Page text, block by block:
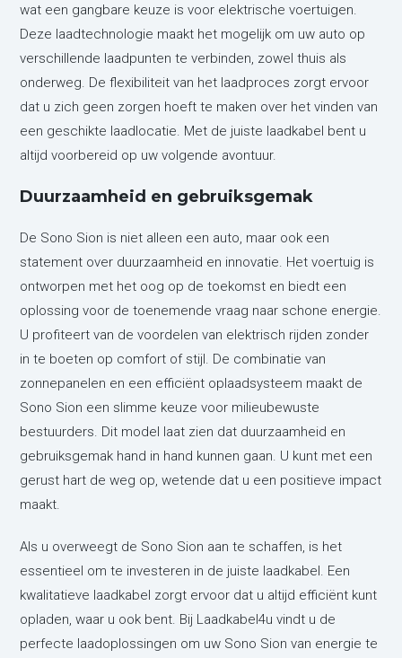
wat een gangbare keuze is voor elektrische voertuigen.
Deze laadtechnologie maakt het mogelijk om uw auto op
verschillende laadpunten te verbinden, zowel thuis als
onderweg. De flexibiliteit van het laadproces zorgt ervoor
dat u zich geen zorgen hoeft te maken over het vinden van
een geschikte laadlocatie. Met de juiste laadkabel bent u
altijd voorbereid op uw volgende avontuur.
Duurzaamheid en gebruiksgemak
De Sono Sion is niet alleen een auto, maar ook een
statement over duurzaamheid en innovatie. Het voertuig is
ontworpen met het oog op de toekomst en biedt een
oplossing voor de toenemende vraag naar schone energie.
U profiteert van de voordelen van elektrisch rijden zonder
in te boeten op comfort of stijl. De combinatie van
zonnepanelen en een efficiënt oplaadsysteem maakt de
Sono Sion een slimme keuze voor milieubewuste
bestuurders. Dit model laat zien dat duurzaamheid en
gebruiksgemak hand in hand kunnen gaan. U kunt met een
gerust hart de weg op, wetende dat u een positieve impact
maakt.
Als u overweegt de Sono Sion aan te schaffen, is het
essentieel om te investeren in de juiste laadkabel. Een
kwalitatieve laadkabel zorgt ervoor dat u altijd efficiënt kunt
opladen, waar u ook bent. Bij Laadkabel4u vindt u de
perfecte laadoplossingen om uw Sono Sion van energie te